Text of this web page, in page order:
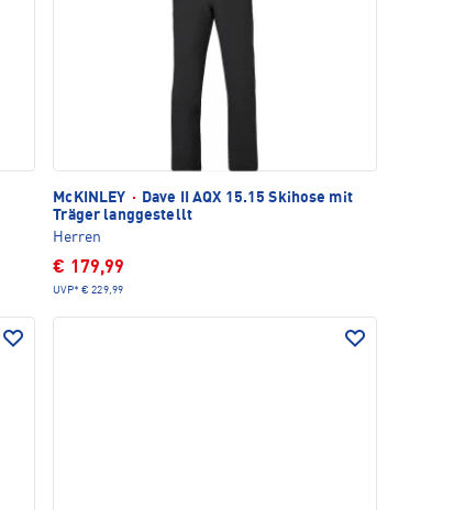
McKINLEY ·
Dave II AQX 15.15 Skihose mit
Träger langgestellt
Herren
€ 179,99
UVP* € 229,99